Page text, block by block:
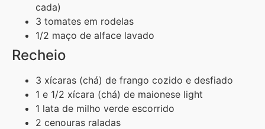
cada)
3 tomates em rodelas
1/2 maço de alface lavado
Recheio
3 xícaras (chá) de frango cozido e desfiado
1 e 1/2 xícara (chá) de maionese light
1 lata de milho verde escorrido
2 cenouras raladas